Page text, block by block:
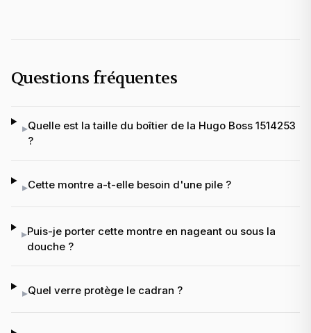
Questions fréquentes
▸Quelle est la taille du boîtier de la Hugo Boss 1514253
?
▸Cette montre a-t-elle besoin d'une pile ?
▸Puis-je porter cette montre en nageant ou sous la
douche ?
▸Quel verre protège le cadran ?